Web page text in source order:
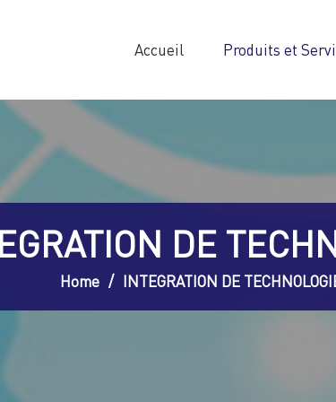
Accueil Produits et
DE
Home INTEGRATION DE